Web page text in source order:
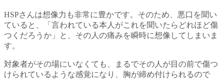
HSPさんは想像力も非常に豊かです。そのため、悪口を聞い
ていると、「言われている本人がこれを聞いたらどれほど傷
つくだろうか」と、その人の痛みを瞬時に想像してしまいま
す。
対象者がその場にいなくても、まるでその人が目の前で傷つ
けられているような感覚になり、胸が締め付けられるので